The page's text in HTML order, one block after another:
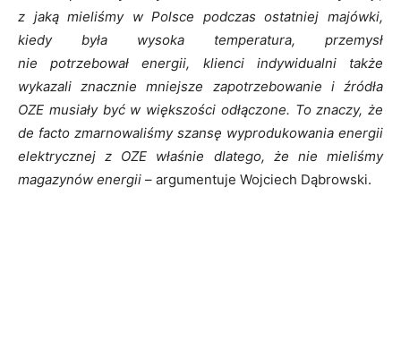
z jaką mieliśmy w Polsce podczas ostatniej majówki,
kiedy była wysoka temperatura, przemysł
nie potrzebował energii, klienci indywidualni także
wykazali znacznie mniejsze zapotrzebowanie i źródła
OZE musiały być w większości odłączone. To znaczy, że
de facto zmarnowaliśmy szansę wyprodukowania energii
elektrycznej z OZE właśnie dlatego, że nie mieliśmy
magazynów energii – argumentuje Wojciech Dąbrowski.